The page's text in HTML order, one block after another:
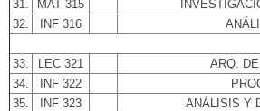
31.
MAT 315
32.
INF 316
33. LEC 321
ARQ.
34.
INF 322
35.
INF 323
ANÁLISIS Y